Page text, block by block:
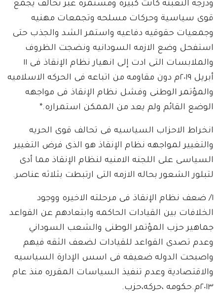
ودرجه التعبئه كانت كبيره ومستمره عبر تحالف يجمع
قوى سياسية وحركات مسلحه وتجمعات مهنيه
وجمعيات حقوقيه دفاعيه واستمر الشد والجذب حتى
استفحل وضع الازمه السودانيه ونضجت الظروف
والملابسات التى ادت إلى انهيار نظام الإنقاذ فى ١١
أبريل ٢٠١٩م دون مقاومه من اتباعه فى الحركه الاسلاميه
والمؤتمر الوطنى وفشل نظام الإنقاذ فى مواجهه
الوضع القائم ولم يعد من الممكن استمراره.*
انخراط الاحزاب السياسيه فى تحالف قوى الحريه
والتغيير لمواجهه نظام الإنقاذ هو الذى فرض التغيير
السياسى على اللجنه الامنيه لنظام الإنقاذ مما أدى
لتبلور الشعور بحاله الازمه التى ارتبطت بثلاثه عناصر.
١/ ضعف نظام الإنقاذ فى مرحلته الاخيره ووجود
الخلافات بين القيادات الحاكمه وابتعادهم عن القواعد
جماهير حزب المؤتمر الوطنى والشعب السوداني
وعدم تصدى القواعد للقيادات لضعف الثقه فيهم
واصبحت الدوله ضعيفه فى اسس الإدارة السياسيه
والاقتصادية وعدم تنفيذ السياسات المقرره منذ عام
٢٠١٣م.حكومه ،حركه،حزب.